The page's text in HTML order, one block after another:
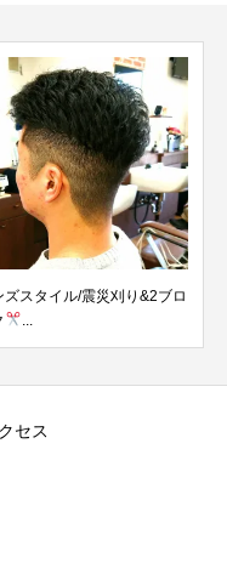
メンズスタイル/ソフトモ
セス